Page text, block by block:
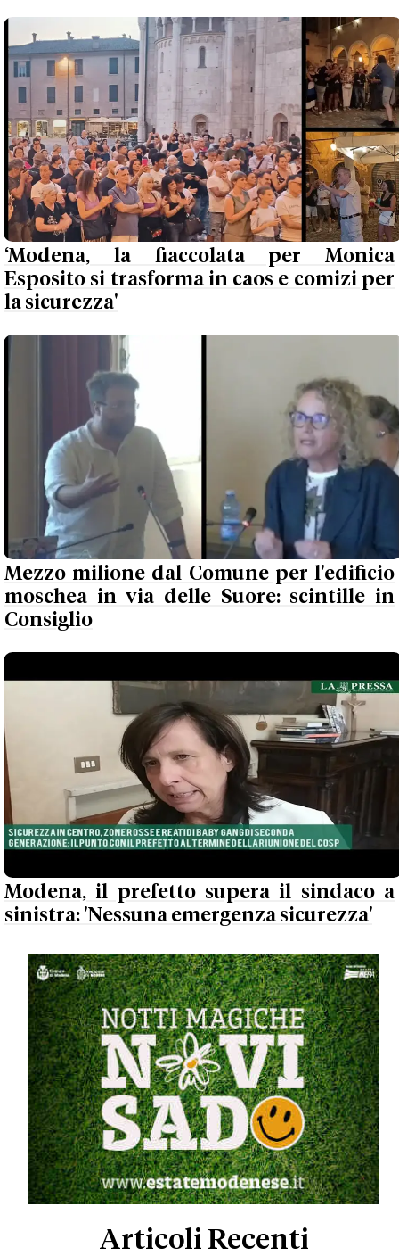
‘Modena, la fiaccolata per Monica
Esposito si trasforma in caos e comizi per
la sicurezza'
Mezzo milione dal Comune per l'edificio
moschea in via delle Suore: scintille in
Consiglio
Modena, il prefetto supera il sindaco a
sinistra: 'Nessuna emergenza sicurezza'
Articoli Recenti